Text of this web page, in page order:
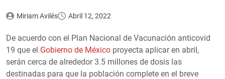
Miriam Avilés Abril 12, 2022
De acuerdo con el Plan Nacional de Vacunación anticovid
19 que el Gobierno de México proyecta aplicar en abril,
serán cerca de alrededor 3.5 millones de dosis las
destinadas para que la población complete en el breve